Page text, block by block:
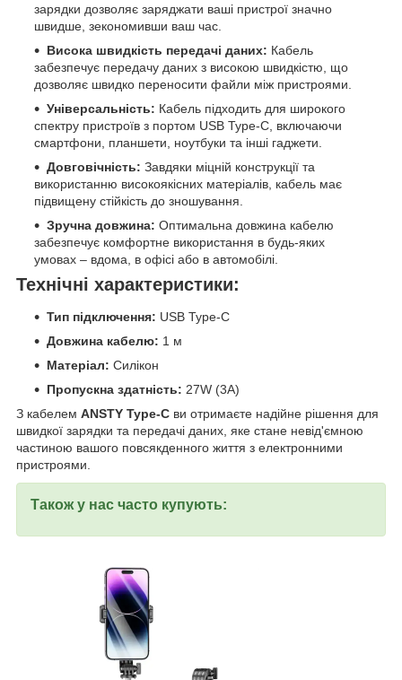
зарядки дозволяє заряджати ваші пристрої значно
швидше, зекономивши ваш час.
Висока швидкість передачі даних: Кабель
забезпечує передачу даних з високою швидкістю, що
дозволяє швидко переносити файли між пристроями.
Універсальність: Кабель підходить для широкого
спектру пристроїв з портом USB Type-C, включаючи
смартфони, планшети, ноутбуки та інші гаджети.
Довговічність: Завдяки міцній конструкції та
використанню високоякісних матеріалів, кабель має
підвищену стійкість до зношування.
Зручна довжина: Оптимальна довжина кабелю
забезпечує комфортне використання в будь-яких
умовах – вдома, в офісі або в автомобілі.
Технічні характеристики:
Тип підключення: USB Type-C
Довжина кабелю: 1 м
Матеріал: Силікон
Пропускна здатність: 27W (3А)
З кабелем ANSTY Type-C ви отримаєте надійне рішення для
швидкої зарядки та передачі даних, яке стане невід'ємною
частиною вашого повсякденного життя з електронними
пристроями.
Також у нас часто купують: